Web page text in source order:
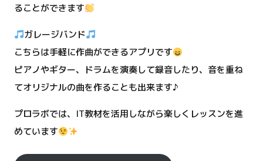
ることができます
ガレージバンド
こちらは手軽に作曲ができるアプリです
ピアノやギター、ドラムを演奏して録音したり、音を重ね
てオリジナルの曲を作ることも出来ます♪
プロラボでは、IT教材を活用しながら楽しくレッスンを進
めています